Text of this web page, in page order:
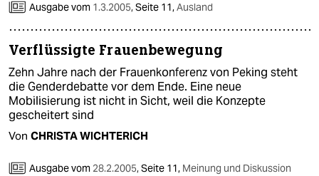
Ausgabe vom 1.3.2005,Seite 11,Ausland
Verflüssigte Frauenbewegung
Zehn Jahre nach der Frauenkonferenz von Peking steht
die Genderdebatte vor dem Ende. Eine neue
Mobilisierung ist nicht in Sicht, weil die Konzepte
gescheitert sind
Von CHRISTA WICHTERICH
Ausgabe vom 28.2.2005,Seite 11, Meinung und Diskussion